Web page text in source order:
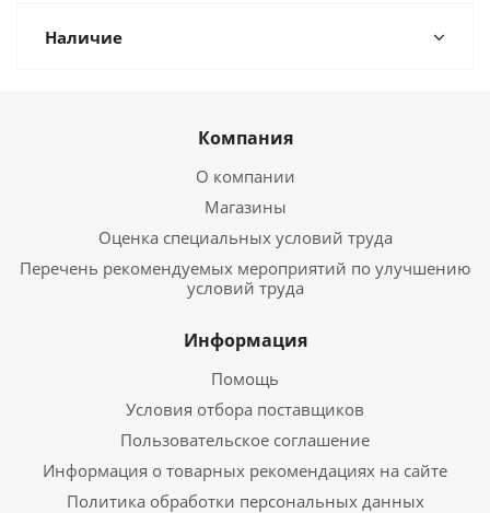
Наличие
Компания
О компании
Магазины
Оценка специальных условий труда
Перечень рекомендуемых мероприятий по улучшению
условий труда
Информация
Помощь
Условия отбора поставщиков
Пользовательское соглашение
Информация о товарных рекомендациях на сайте
Политика обработки персональных данных